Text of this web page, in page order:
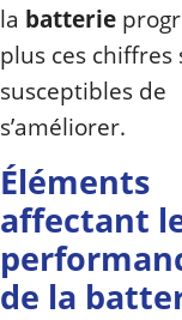
la batterie
plus ces chiffres
susceptibles de
s’améliorer.
Éléments
affectant
de la